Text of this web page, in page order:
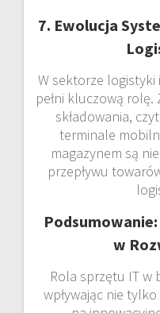
7. Ewolucja
W sektorze logistyki
pełni kluczową
składowania,
terminale
magazynem są
przepływu
w
Rola sprzętu IT w
wpływając nie